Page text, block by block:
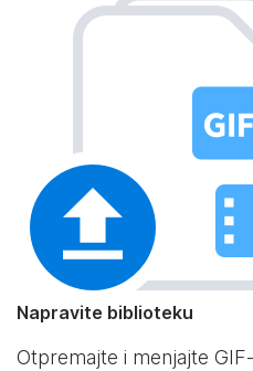
Napravite biblioteku
Otpremajte i menjajte